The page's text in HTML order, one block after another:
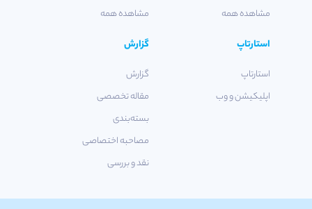
مشاهده همه
مشاهده همه
استارتاپ
استارتاپ
اپلیکیشن و وب
گزارش
گزارش
مقاله تخصصی
بسته‌بندی
مصاحبه اختصاصی
نقد و بررسی